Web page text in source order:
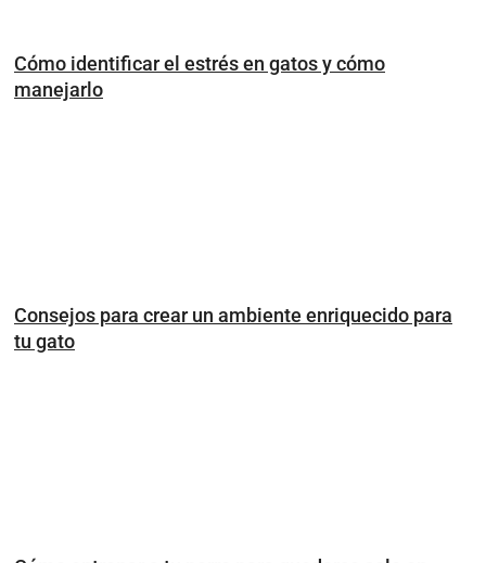
Cómo identificar el estrés en gatos y cómo
manejarlo
Consejos para crear un ambiente enriquecido para
tu gato